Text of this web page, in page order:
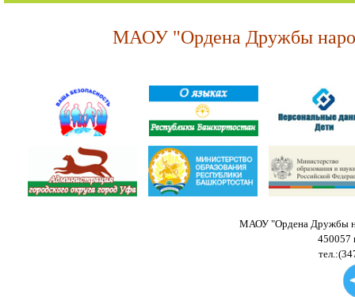
МАОУ "Ордена Дружбы
МАОУ "Ордена Дружбы
450057